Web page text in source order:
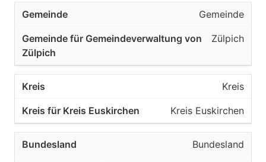
Gemeinde
Zülpich
Kreis
Kreis Euskirchen
Bundesland